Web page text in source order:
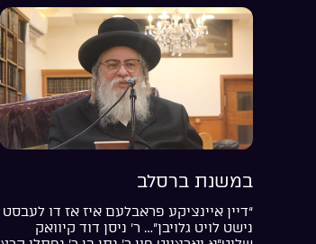
במשנת ברסלב
“דיין איינציקע פראבלעם איז אז דו לעבסט
נישט לויט גלויבן”… ר’ ניסן דוד קיוואק